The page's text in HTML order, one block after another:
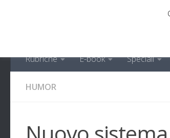
Rubriche E-book Speciali
HUMOR